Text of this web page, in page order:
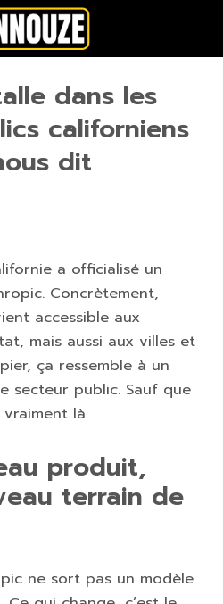
bannouze (Newsletter)
dans les
californiens
dit
a officialisé un
Concrètement,
accessible aux
mais aussi aux villes et
ça ressemble à un
secteur public. Sauf que
là.
produit,
terrain de
ne sort pas un modèle